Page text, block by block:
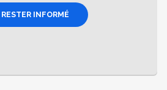
RESTER INFORMÉ